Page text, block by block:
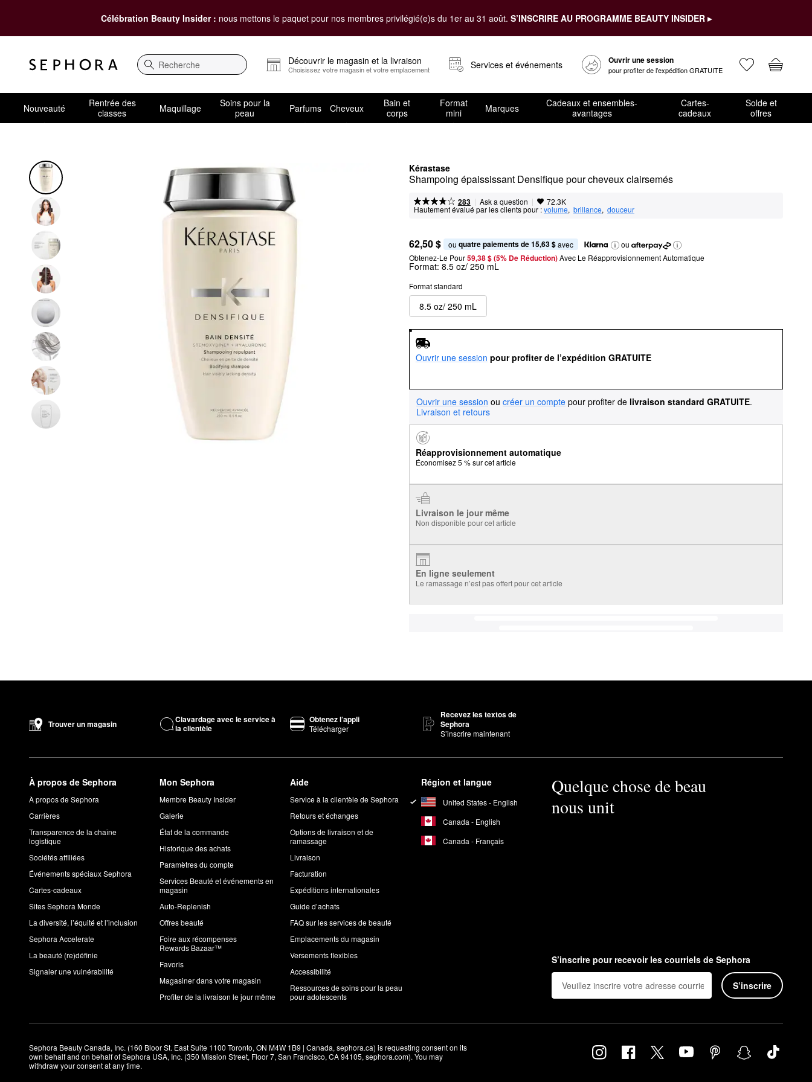
Célébration Beauty Insider : nous mettons le paquet pour nos membres privilégié(e)s du 1er au 31 août. S’INSCRIRE AU PROGRAMME BEAUTY INSIDER ▸
Recherche
Découvrir le magasin et la livraison
Choisissez votre magasin et votre emplacement Services et événements Ouvrir une session
pour profiter de l’expédition GRATUITE
Nouveauté
Rentrée des
classes
Maquillage
Soins pour la
peau
Parfums Cheveux
Bain et
corps
Format
mini
Marques
Cadeaux et ensembles-
avantages
Cartes-
cadeaux
Solde et
offres
Kérastase
Shampoing épaississant Densifique pour cheveux clairsemés
283 | Ask a question | 72.3K
Hautement évalué par les clients pour :volume, brillance, douceur
62,50 $ ou quatre paiements de 15,63 $ avec
ou
Obtenez-Le Pour59,38 $ (5% De Réduction) Avec Le Réapprovisionnement Automatique
Format: 8.5 oz/ 250 mL
Format standard
8.5 oz/ 250 mL
Ouvrir une session pour profiter de l’expédition GRATUITE
Ouvrir une session ou créer un compte pour profiter de livraison standard GRATUITE.
Livraison et retours
Réapprovisionnement automatique
Économisez 5 % sur cet article
Livraison le jour même
Non disponible pour cet article
En ligne seulement
Le ramassage n’est pas offert pour cet article
Trouver un magasin
Clavardage avec le service à
la clientèle
Obtenez l’appli
Télécharger
Recevez les textos de
Sephora
S’inscrire maintenant
À propos de Sephora
À propos de Sephora
Carrières
Transparence de la chaîne
logistique
Sociétés affiliées
Événements spéciaux Sephora
Cartes-cadeaux
Sites Sephora Monde
La diversité, l’équité et l’inclusion
Sephora Accelerate
La beauté (re)définie
Signaler une vulnérabilité
Mon Sephora
Membre Beauty Insider
Galerie
État de la commande
Historique des achats
Paramètres du compte
Services Beauté et événements en
magasin
Auto-Replenish
Offres beauté
Foire aux récompenses
Rewards Bazaar™
Favoris
Magasiner dans votre magasin
Profiter de la livraison le jour même
Aide
Service à la clientèle de Sephora
Retours et échanges
Options de livraison et de
ramassage
Livraison
Facturation
Expéditions internationales
Guide d’achats
FAQ sur les services de beauté
Emplacements du magasin
Versements flexibles
Accessibilité
Ressources de soins pour la peau
pour adolescents
Région et langue
United States - English
Canada - English
Canada - Français
Quelque chose de beau
nous unit
S’inscrire pour recevoir les courriels de Sephora
S’inscrire
Sephora Beauty Canada, Inc. (160 Bloor St. East Suite 1100 Toronto, ON M4W 1B9 | Canada, sephora.ca) is requesting consent on its
own behalf and on behalf of Sephora USA, Inc. (350 Mission Street, Floor 7, San Francisco, CA 94105, sephora.com). You may
withdraw your consent at any time.